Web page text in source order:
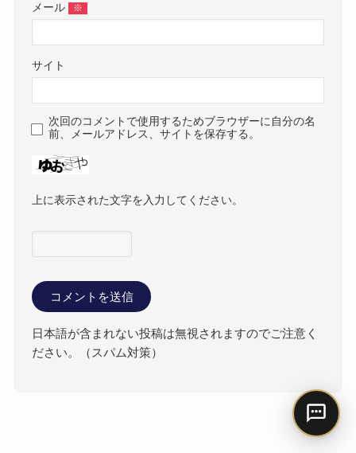
メール ※
サイト
次回のコメントで使用するためブラウザーに自分の名
前、メールアドレス、サイトを保存する。
上に表示された文字を入力してください。
日本語が含まれない投稿は無視されますのでご注意く
ださい。（スパム対策）